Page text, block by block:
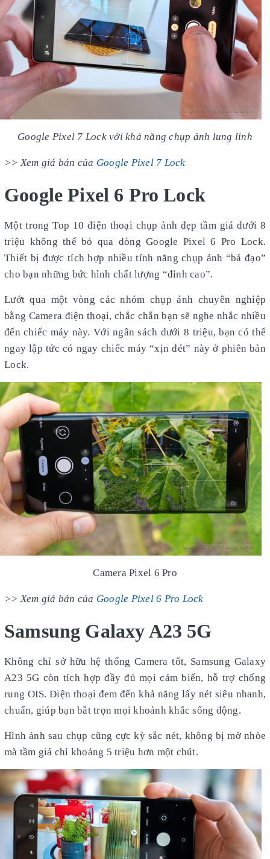
Google Pixel 7 Lock với khả năng chụp ảnh lung linh
>> Xem giá bán của Google Pixel 7 Lock
Google Pixel 6 Pro Lock
Một trong Top 10 điện thoại chụp ảnh đẹp tầm giá dưới 8
triệu không thể bỏ qua dòng Google Pixel 6 Pro Lock.
Thiết bị được tích hợp nhiều tính năng chụp ảnh “bá đạo”
cho bạn những bức hình chất lượng “đỉnh cao”.
Lướt qua một vòng các nhóm chụp ảnh chuyên nghiệp
bằng Camera điện thoại, chắc chắn bạn sẽ nghe nhắc nhiều
đến chiếc máy này. Với ngân sách dưới 8 triệu, bạn có thể
ngay lập tức có ngay chiếc máy “xịn đét” này ở phiên bản
Lock.
Camera Pixel 6 Pro
>> Xem giá bán của Google Pixel 6 Pro Lock
Samsung Galaxy A23 5G
Không chỉ sở hữu hệ thống Camera tốt, Samsung Galaxy
A23 5G còn tích hợp đầy đủ mọi cảm biến, hỗ trợ chống
rung OIS. Điện thoại đem đến khả năng lấy nét siêu nhanh,
chuẩn, giúp bạn bắt trọn mọi khoảnh khắc sống động.
Hình ảnh sau chụp cũng cực kỳ sắc nét, không bị mờ nhòe
mà tầm giá chỉ khoảng 5 triệu hơn một chút.